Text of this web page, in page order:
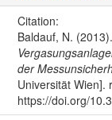
Citation:
Baldauf, N. (2013).
der
Universität Wien].
https://doi.org/